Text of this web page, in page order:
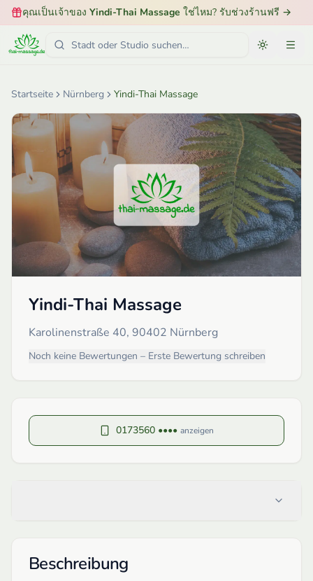
คุณเป็นเจ้าของ Yindi-Thai Massage ใช่ไหม? รับช่วงร้านฟรี →
Startseite Nürnberg Yindi-Thai Massage
Yindi-Thai Massage
Karolinenstraße 40, 90402 Nürnberg
Noch keine Bewertungen – Erste Bewertung schreiben
0173560 •••• anzeigen
Beschreibung